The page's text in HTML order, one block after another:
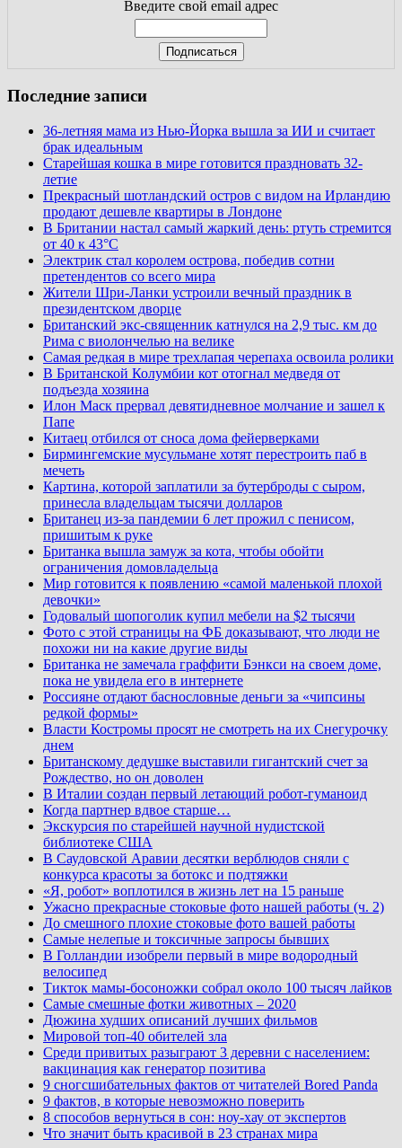
Введите свой email адрес
Последние записи
36-летняя мама из Нью-Йорка вышла за ИИ и считает
брак идеальным
Старейшая кошка в мире готовится праздновать 32-
летие
Прекрасный шотландский остров с видом на Ирландию
продают дешевле квартиры в Лондоне
В Британии настал самый жаркий день: ртуть стремится
от 40 к 43°C
Электрик стал королем острова, победив сотни
претендентов со всего мира
Жители Шри-Ланки устроили вечный праздник в
президентском дворце
Британский экс-священник катнулся на 2,9 тыс. км до
Рима с виолончелью на велике
Самая редкая в мире трехлапая черепаха освоила ролики
В Британской Колумбии кот отогнал медведя от
подъезда хозяина
Илон Маск прервал девятидневное молчание и зашел к
Папе
Китаец отбился от сноса дома фейерверками
Бирмингемские мусульмане хотят перестроить паб в
мечеть
Картина, которой заплатили за бутерброды с сыром,
принесла владельцам тысячи долларов
Британец из-за пандемии 6 лет прожил с пенисом,
пришитым к руке
Британка вышла замуж за кота, чтобы обойти
ограничения домовладельца
Мир готовится к появлению «самой маленькой плохой
девочки»
Годовалый шопоголик купил мебели на $2 тысячи
Фото с этой страницы на ФБ доказывают, что люди не
похожи ни на какие другие виды
Британка не замечала граффити Бэнкси на своем доме,
пока не увидела его в интернете
Россияне отдают баснословные деньги за «чипсины
редкой формы»
Власти Костромы просят не смотреть на их Снегурочку
днем
Британскому дедушке выставили гигантский счет за
Рождество, но он доволен
В Италии создан первый летающий робот-гуманоид
Когда партнер вдвое старше…
Экскурсия по старейшей научной нудистской
библиотеке США
В Саудовской Аравии десятки верблюдов сняли с
конкурса красоты за ботокс и подтяжки
«Я, робот» воплотился в жизнь лет на 15 раньше
Ужасно прекрасные стоковые фото нашей работы (ч. 2)
До смешного плохие стоковые фото вашей работы
Самые нелепые и токсичные запросы бывших
В Голландии изобрели первый в мире водородный
велосипед
Тикток мамы-босоножки собрал около 100 тысяч лайков
Самые смешные фотки животных – 2020
Дюжина худших описаний лучших фильмов
Мировой топ-40 обителей зла
Среди привитых разыграют 3 деревни с населением:
вакцинация как генератор позитива
9 сногсшибательных фактов от читателей Bored Panda
9 фактов, в которые невозможно поверить
8 способов вернуться в сон: ноу-хау от экспертов
Что значит быть красивой в 23 странах мира